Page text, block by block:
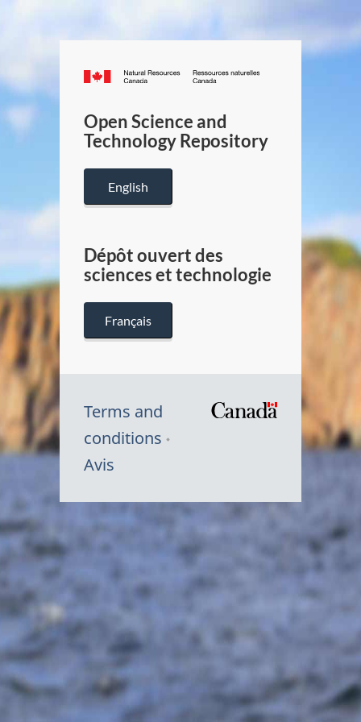
Canada.ca
/
Canada
Open Science and
Technology Repository
English
Dépôt ouvert des
sciences et technologie
Français
Terms and
conditions
Avis
Symbole
Canada